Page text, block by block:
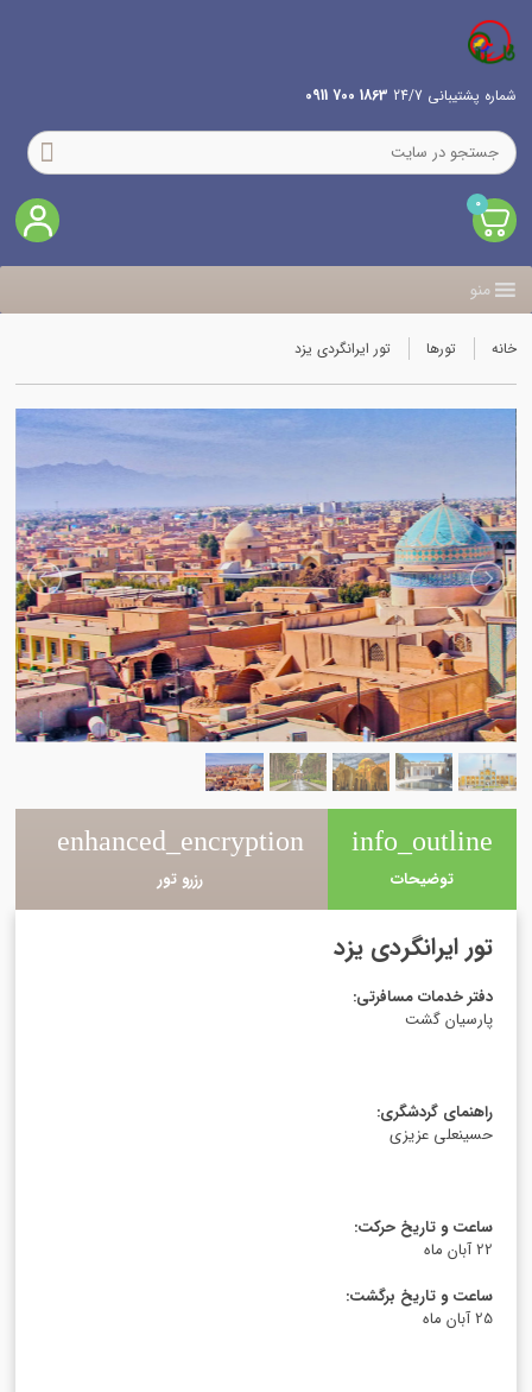
شماره پشتیبانی 24/7 1863 700 0911
0
منو
خانه تورها تور ایرانگردی یزد
info_outline
توضیحات
enhanced_encryption
رزرو تور
تور ایرانگردی یزد
دفتر خدمات مسافرتی:
پارسیان گشت
راهنمای گردشگری:
حسینعلی عزیزی
ساعت و تاریخ حرکت:
22 آبان ماه
ساعت و تاریخ برگشت:
25 آبان ماه